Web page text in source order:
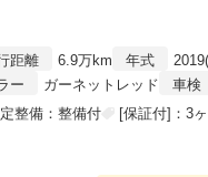
距離 6.9万km 年式
ー
ガーネットレッド 車検
整備：整備付
[保証付]：3